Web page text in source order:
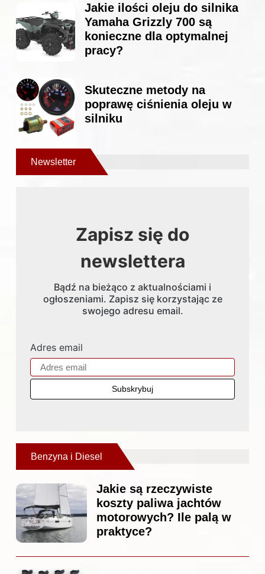
Jakie ilości oleju do silnika
Yamaha Grizzly 700 są
konieczne dla optymalnej
pracy?
Skuteczne metody na
poprawę ciśnienia oleju w
silniku
Newsletter
Zapisz się do
newslettera
Bądź na bieżąco z aktualnościami i
ogłoszeniami. Zapisz się korzystając ze
swojego adresu email.
Adres email
Benzyna i Diesel
Jakie są rzeczywiste
koszty paliwa jachtów
motorowych? Ile palą w
praktyce?